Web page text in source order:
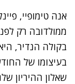
אנה טימופיי,
ממולדובה רק
בקולה הנדיר,
בעיצומו של
שאלון ההיריון